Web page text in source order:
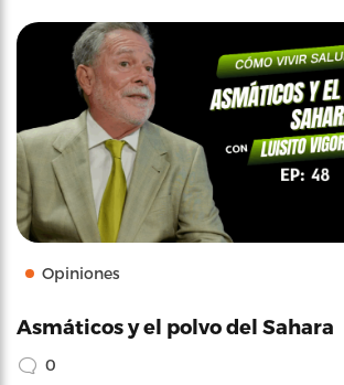
Opiniones
Asmáticos y el polvo del Sahara
0